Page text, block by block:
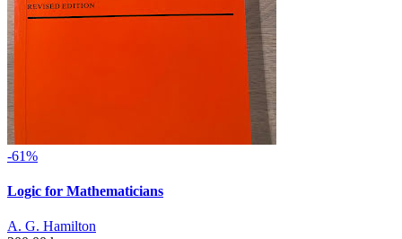
-61%
Logic for Mathematicians
A. G. Hamilton